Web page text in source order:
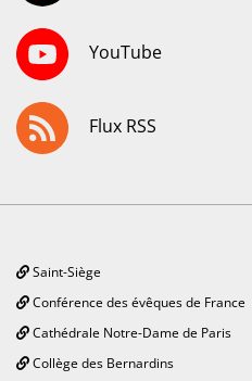
YouTube
Flux RSS
Saint-Siège
Conférence des évêques de France
Cathédrale Notre-Dame de Paris
Collège des Bernardins